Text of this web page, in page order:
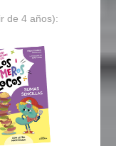
de 4 años):